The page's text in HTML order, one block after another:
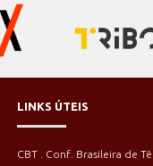
LINKS ÚTEIS
CBT . Conf. Brasileira de